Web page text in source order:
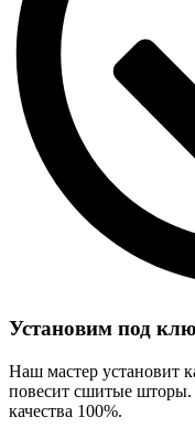
Установим под
Наш мастер установит
повесит сшитые
качества 100%.